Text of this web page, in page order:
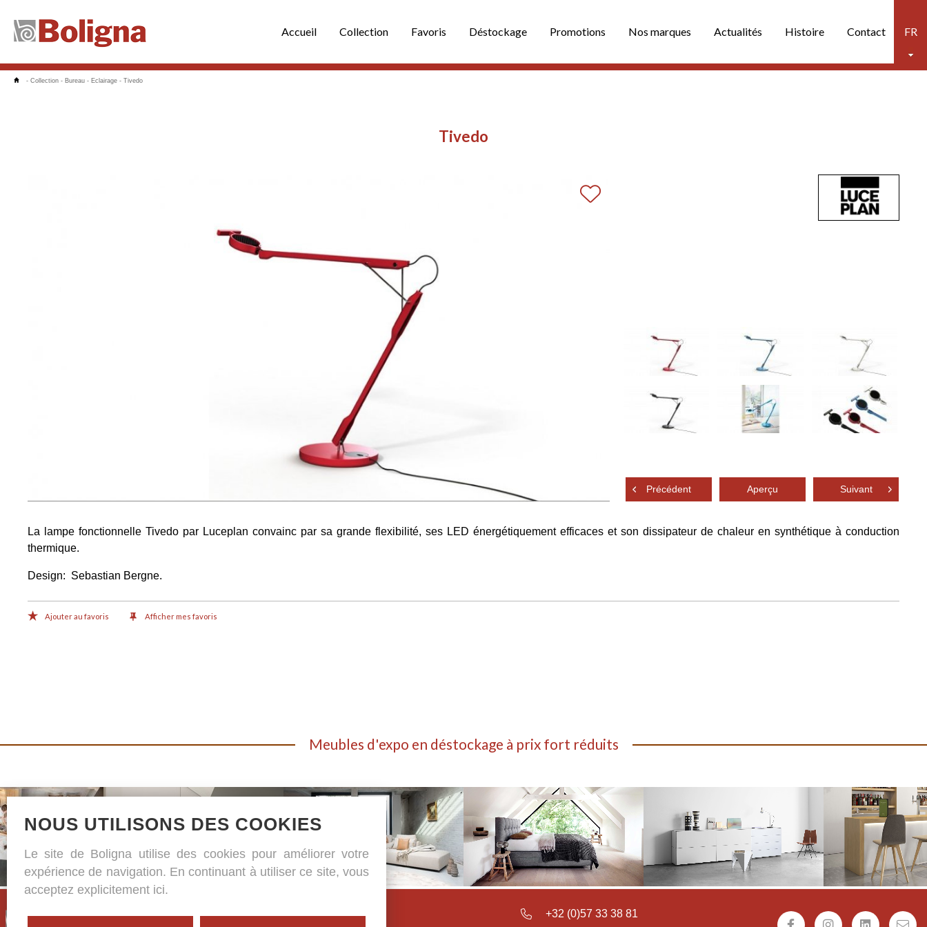
FR
Accueil Collection Favoris Déstockage Promotions Nos marques Actualités Histoire Contact
- Collection - Bureau - Eclairage - Tivedo
Tivedo
Précédent Aperçu Suivant
La lampe fonctionnelle Tivedo par Luceplan convainc par sa grande flexibilité, ses LED énergétiquement efficaces et son dissipateur de chaleur en synthétique à conduction
thermique.
Design: Sebastian Bergne.
Ajouter au favoris Afficher mes favoris
Meubles d'expo en déstockage à prix fort réduits
Casselstraat 41 +32 (0)57 33 38 81
NOUS UTILISONS DES COOKIES
Le site de Boligna utilise des cookies pour améliorer votre
expérience de navigation. En continuant à utiliser ce site, vous
acceptez explicitement ici.